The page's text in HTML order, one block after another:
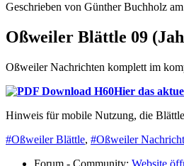
Geschrieben von Günther Buchholz am
Oßweiler Blättle 09
Oßweiler Nachrichten komplett im
Hier das
Hinweis für mobile Nutzung, die
#Oßweiler Blättle, #Oßweiler
Forum - Community: Website